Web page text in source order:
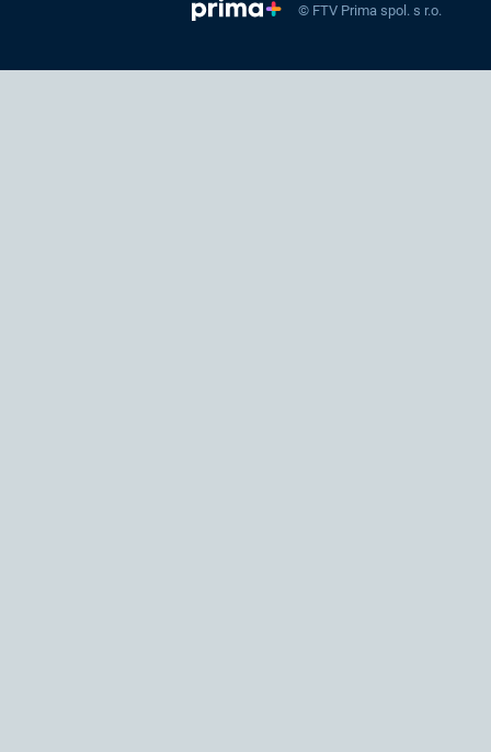
© FTV Prima spol. s r.o.